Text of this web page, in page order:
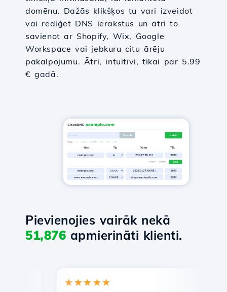
domēnu. Dažās klikšķos tu vari izveidot
vai rediģēt DNS ierakstus un ātri to
savienot ar Shopify, Wix, Google
Workspace vai jebkuru citu ārēju
pakalpojumu. Ātri, intuitīvi, tikai par 5.99
€ gadā.
Pievienojies vairāk nekā
51,876 apmierināti klienti.
★★★★★